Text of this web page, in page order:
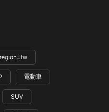
電動車
SUV